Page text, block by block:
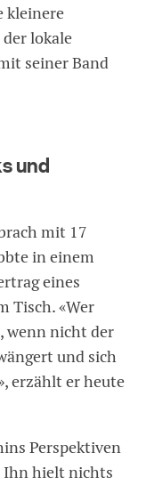
kleinere
lokale
seiner Band
und
mit 17
in einem
eines
Tisch. «Wer
wenn nicht der
und sich
erzählt er heute
Perspektiven
Ihn hielt nichts